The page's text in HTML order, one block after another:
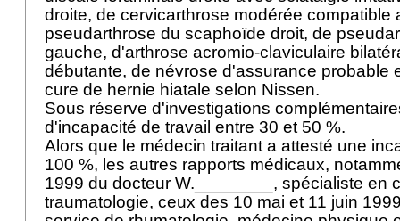
droite, de cervicarthrose modérée compatible
pseudarthrose du scaphoïde droit, de
gauche, d'arthrose acromio-claviculaire
débutante, de névrose d'assurance probable
cure de hernie hiatale selon Nissen.
Sous réserve d'investigations
d'incapacité de travail entre 30 et 50 %.
Alors que le médecin traitant a attesté une
100 %, les autres rapports médicaux,
1999 du docteur W.________, spécialiste en
traumatologie, ceux des 10 mai et 11 juin